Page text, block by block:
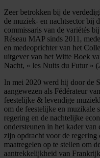
Zeer betrokken bij de
de muziek- en nachtsector bij
commissaris van de variétés
Réseau MAP sinds 2011,
en medeoprichter van het
uitgever van het Witte Boek
Nacht, « les Nuits du Futur »
In mei 2020 werd hij door de
aangewezen als Fédérateur
feestelijke & levendige
om de feestelijke en muzikale
regering en de nachtelijke
ondersteunen in het kader
zijn opdracht voor de regering
maatregelen op te stellen om
aantrekkelijkheid van